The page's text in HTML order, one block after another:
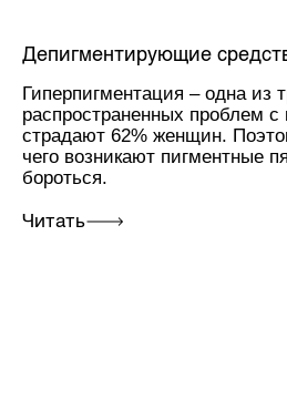
Депигментирующие
Гиперпигментация – одна из
распространенных проблем с
страдают 62% женщин.
чего возникают пигментные
бороться.
Читать